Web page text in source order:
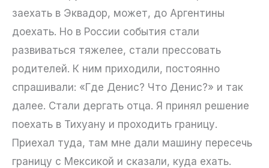
заехать в Эквадор, может, до Аргентины
доехать. Но в России события стали
развиваться тяжелее, стали прессовать
родителей. К ним приходили, постоянно
спрашивали: «Где Денис? Что Денис?» и так
далее. Стали дергать отца. Я принял решение
поехать в Тихуану и проходить границу.
Приехал туда, там мне дали машину пересечь
границу с Мексикой и сказали, куда ехать.